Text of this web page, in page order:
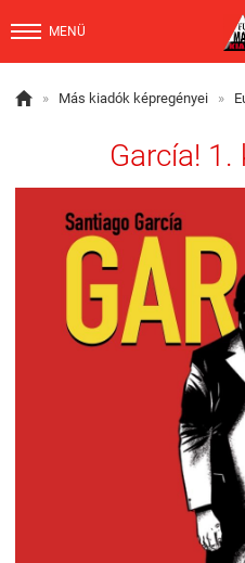
MENÜ
 » Más kiadók képregényei »
García! 1.